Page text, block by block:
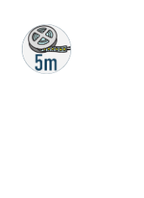
5m
rolka